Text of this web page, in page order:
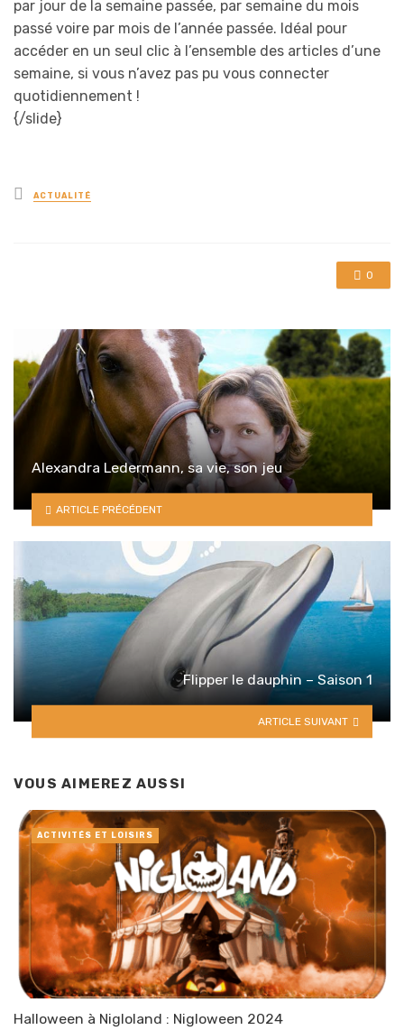
par jour de la semaine passée, par semaine du mois
passé voire par mois de l’année passée. Idéal pour
accéder en un seul clic à l’ensemble des articles d’une
semaine, si vous n’avez pas pu vous connecter
quotidiennement !
{/slide}
Posted
in
ACTUALITÉ
0
Alexandra Ledermann, sa vie, son jeu
ARTICLE PRÉCÉDENT
Flipper le dauphin – Saison 1
ARTICLE SUIVANT
VOUS AIMEREZ AUSSI
Halloween à Nigloland : Nigloween 2024
ACTIVITÉS ET LOISIRS